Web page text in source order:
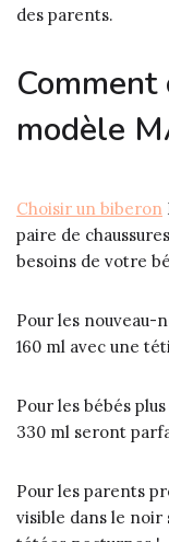
des parents.
modèle
Choisir un biberon
paire de
besoins de votre
Pour les nouveau-
160 ml avec une
Pour les bébés
330 ml seront
Pour les parents
visible dans le noir